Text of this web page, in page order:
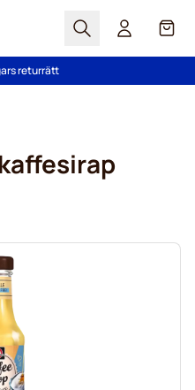
Sök Cart
över 499 kr
returrätt